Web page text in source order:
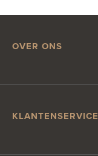
OVER ONS
Vacatures
KLANTENSERVICE